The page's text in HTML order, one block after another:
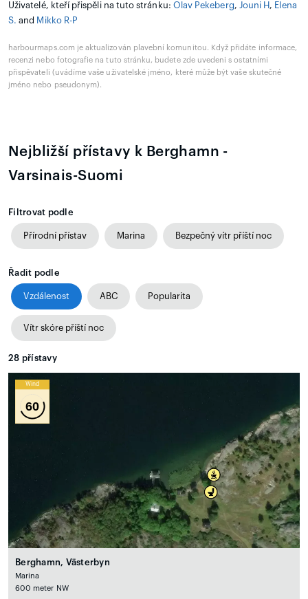
Uživatelé, kteří přispěli na tuto stránku: Olav Pekeberg, Jouni H, Elena
S. and Mikko R-P
harbourmaps.com je aktualizován plavební komunitou. Když přidáte informace,
recenzi nebo fotografie na tuto stránku, budete zde uvedeni s ostatními
přispěvateli (uvádíme vaše uživatelské jméno, které může být vaše skutečné
jméno nebo pseudonym).
Nejbližší přístavy k Berghamn -
Varsinais-Suomi
Filtrovat podle
Přírodní přístav Marina Bezpečný vítr příští noc
Řadit podle
Vzdálenost ABC Popularita
Vítr skóre příští noc
28 přístavy
Wind
60
Berghamn, Västerbyn
Marina
600 meter NW